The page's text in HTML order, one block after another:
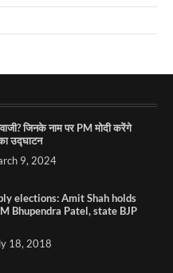
जिनके नाम पर PM मोदी करेंगे
उद्घाटन
9, 2024
elections: Amit Shah holds
Bhupendra Patel, state BJP
18, 2018